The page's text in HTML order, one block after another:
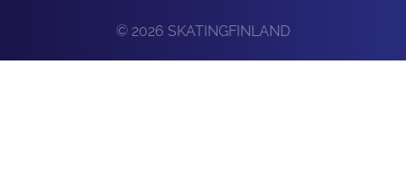
© 2026 SKATINGFINLAND